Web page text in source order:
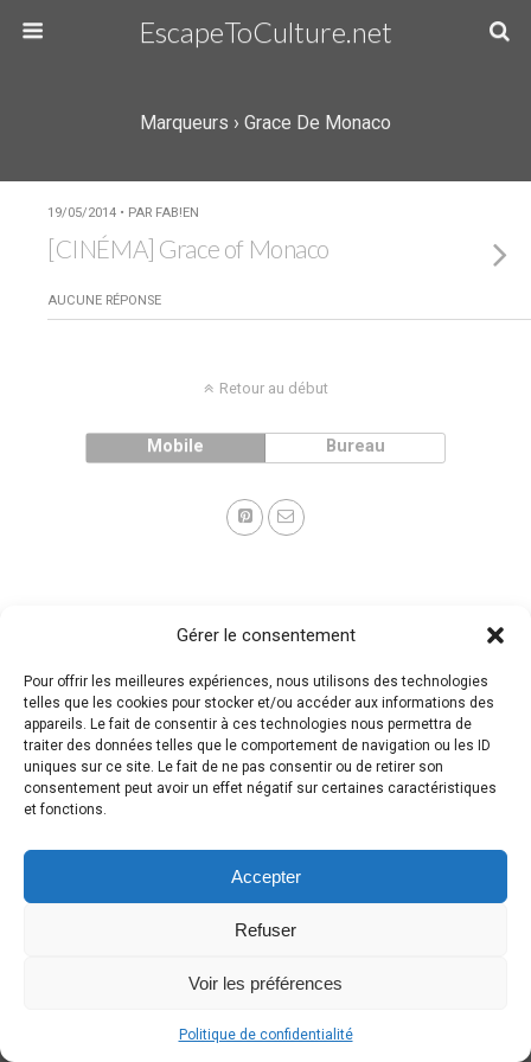
Gérer le consentement
Pour offrir les meilleures expériences, nous utilisons des technologies
telles que les cookies pour stocker et/ou accéder aux informations des
appareils. Le fait de consentir à ces technologies nous permettra de
traiter des données telles que le comportement de navigation ou les ID
uniques sur ce site. Le fait de ne pas consentir ou de retirer son
consentement peut avoir un effet négatif sur certaines caractéristiques
et fonctions.
Accepter
Refuser
Voir les préférences
Politique de confidentialité
EscapeToCulture.net
Marqueurs › Grace De Monaco
19/05/2014 • PAR FAB!EN
[CINÉMA] Grace of Monaco
AUCUNE RÉPONSE
Retour au début
Mobile Bureau